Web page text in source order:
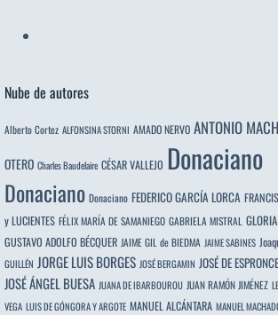
Nube de autores
Alberto Cortez ALFONSINA STORNI AMADO NERVO ANTONIO
OTERO Charles Baudelaire CÉSAR VALLEJO Donaciano
Donaciano Donaciano FEDERICO GARCÍA LORCA
y LUCIENTES FÉLIX MARÍA DE SAMANIEGO GABRIELA MISTRAL
GUSTAVO ADOLFO BÉCQUER JAIME GIL de BIEDMA JAIME SABINES
GUILLÉN JORGE LUIS BORGES JOSÉ BERGAMIN JOSÉ DE
JOSÉ ÁNGEL BUESA JUANA DE IBARBOUROU JUAN RAMÓN JIMÉNEZ
VEGA LUIS DE GÓNGORA Y ARGOTE MANUEL ALCÁNTARA MANUEL